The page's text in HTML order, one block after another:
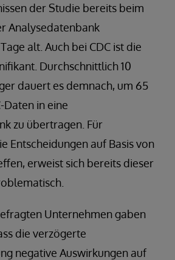
der Studie bereits beim
Analysedatenbank
alt. Auch bei CDC ist die
Durchschnittlich 10
dauert es demnach, um 65
Daten in eine
zu übertragen. Für
Entscheidungen auf Basis von
erweist sich bereits dieser
Unternehmen gaben
die verzögerte
negative Auswirkungen auf